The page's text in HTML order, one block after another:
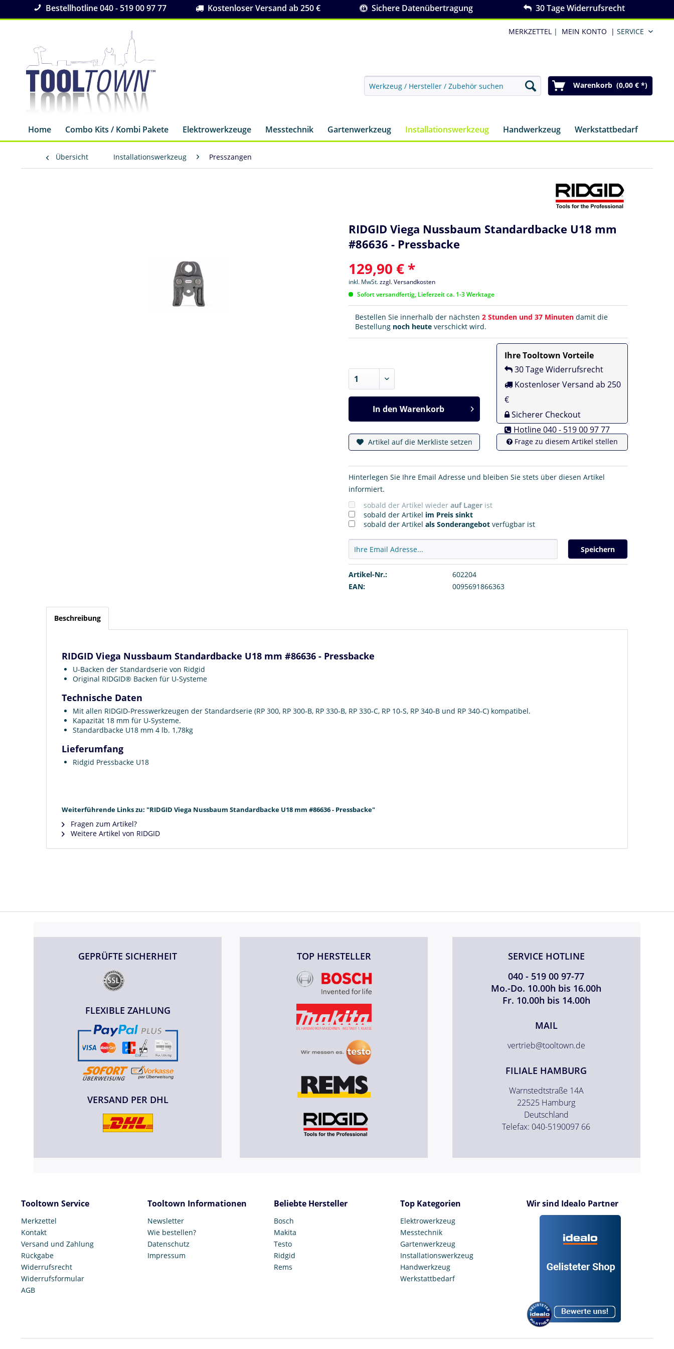
Bestellhotline 040 - 519 00 97 77 Kostenloser Versand ab 250 € Sichere Datenübertragung 30 Tage Widerrufsrecht
MERKZETTEL | MEIN KONTO | SERVICE
Warenkorb (0,00 € *)
Home Combo Kits / Kombi Pakete Elektrowerkzeuge Messtechnik Gartenwerkzeug Installationswerkzeug Handwerkzeug Werkstattbedarf
Übersicht Installationswerkzeug Presszangen
RIDGID Viega Nussbaum Standardbacke U18 mm
#86636 - Pressbacke
129,90 € *
inkl. MwSt.zzgl. Versandkosten
Sofort versandfertig, Lieferzeit ca. 1-3 Werktage
Bestellen Sie innerhalb der nächsten2 Stunden und 37 Minutendamit die
Bestellung noch heute verschickt wird.
In den Warenkorb
Ihre Tooltown Vorteile
30 Tage Widerrufsrecht
Kostenloser Versand ab 250
€
Sicherer Checkout
Hotline 040 - 519 00 97 77
Artikel auf die Merkliste setzen Frage zu diesem Artikel stellen
Hinterlegen Sie Ihre Email Adresse und bleiben Sie stets über diesen Artikel
informiert.
sobald der Artikel wiederauf Lager ist
sobald der Artikel im Preis sinkt
sobald der Artikelals Sonderangebot verfügbar ist
Speichern
Artikel-Nr.:
602204
EAN:
0095691866363
Beschreibung
RIDGID Viega Nussbaum Standardbacke U18 mm #86636 - Pressbacke
U-Backen der Standardserie von Ridgid
Original RIDGID® Backen für U-Systeme
Technische Daten
Mit allen RIDGID-Presswerkzeugen der Standardserie (RP 300, RP 300-B, RP 330-B, RP 330-C, RP 10-S, RP 340-B und RP 340-C) kompatibel.
Kapazität 18 mm für U-Systeme.
Standardbacke U18 mm 4 lb. 1,78kg
Lieferumfang
Ridgid Pressbacke U18
Weiterführende Links zu: "RIDGID Viega Nussbaum Standardbacke U18 mm #86636 - Pressbacke"
Fragen zum Artikel?
Weitere Artikel von RIDGID
GEPRÜFTE SICHERHEIT
FLEXIBLE ZAHLUNG
VERSAND PER DHL
TOP HERSTELLER
SERVICE HOTLINE
040 - 519 00 97-77
Mo.-Do. 10.00h bis 16.00h
Fr. 10.00h bis 14.00h
MAIL
vertrieb@tooltown.de
FILIALE HAMBURG
Warnstedtstraße 14A
22525 Hamburg
Deutschland
Telefax: 040-5190097 66
Tooltown Service
Merkzettel
Kontakt
Versand und Zahlung
Rückgabe
Widerrufsrecht
Widerrufsformular
AGB
Tooltown Informationen
Newsletter
Wie bestellen?
Datenschutz
Impressum
Beliebte Hersteller
Bosch
Makita
Testo
Ridgid
Rems
Top Kategorien
Elektrowerkzeug
Messtechnik
Gartenwerkzeug
Installationswerkzeug
Handwerkzeug
Werkstattbedarf
Wir sind Idealo Partner